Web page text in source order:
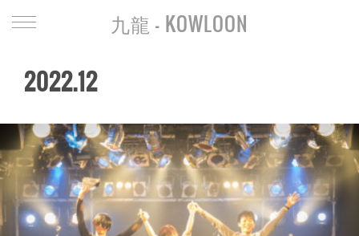
九龍 - KOWLOON
2022.12